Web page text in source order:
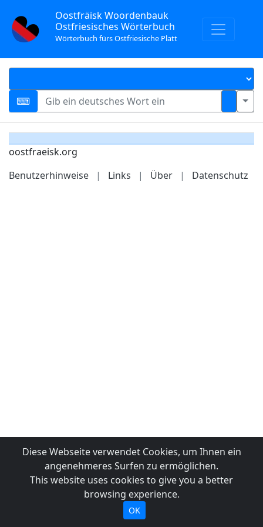
Oostfräisk Woordenbauk
Ostfriesisches Wörterbuch
Wörterbuch fürs Ostfriesische Platt
oostfraeisk.org
Benutzerhinweise
| Links | Über | Datenschutz
Diese Webseite verwendet Cookies, um Ihnen ein
angenehmeres Surfen zu ermöglichen.
This website uses cookies to give you a better
browsing experience.
OK